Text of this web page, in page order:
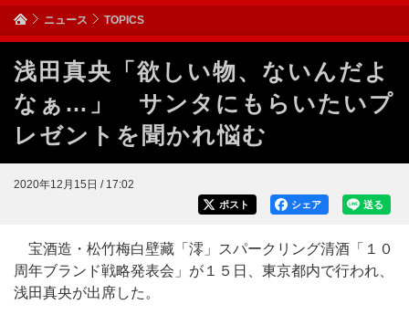
ニュース TOPICS
浅田真央「欲しい物、ないんだよ
なぁ…」 サンタにもらいたいプ
レゼントを聞かれ悩む
2020年12月15日 / 17:02
送る
シェア
ポスト
宝酒造・松竹梅白壁藏「澪」スパークリング清酒「１０
周年ブランド戦略発表会」が１５日、東京都内で行われ、
浅田真央が出席した。